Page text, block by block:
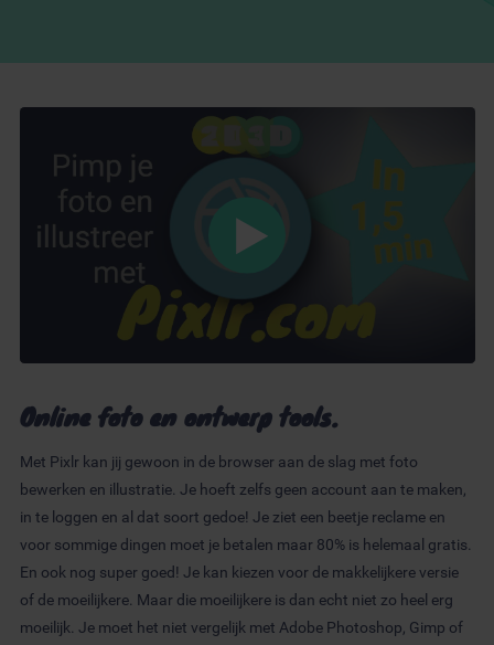
Online foto en ontwerp tools.
Met Pixlr kan jij gewoon in de browser aan de slag met foto
bewerken en illustratie. Je hoeft zelfs geen account aan te maken,
in te loggen en al dat soort gedoe! Je ziet een beetje reclame en
voor sommige dingen moet je betalen maar 80% is helemaal gratis.
En ook nog super goed! Je kan kiezen voor de makkelijkere versie
of de moeilijkere. Maar die moeilijkere is dan echt niet zo heel erg
moeilijk. Je moet het niet vergelijk met Adobe Photoshop, Gimp of